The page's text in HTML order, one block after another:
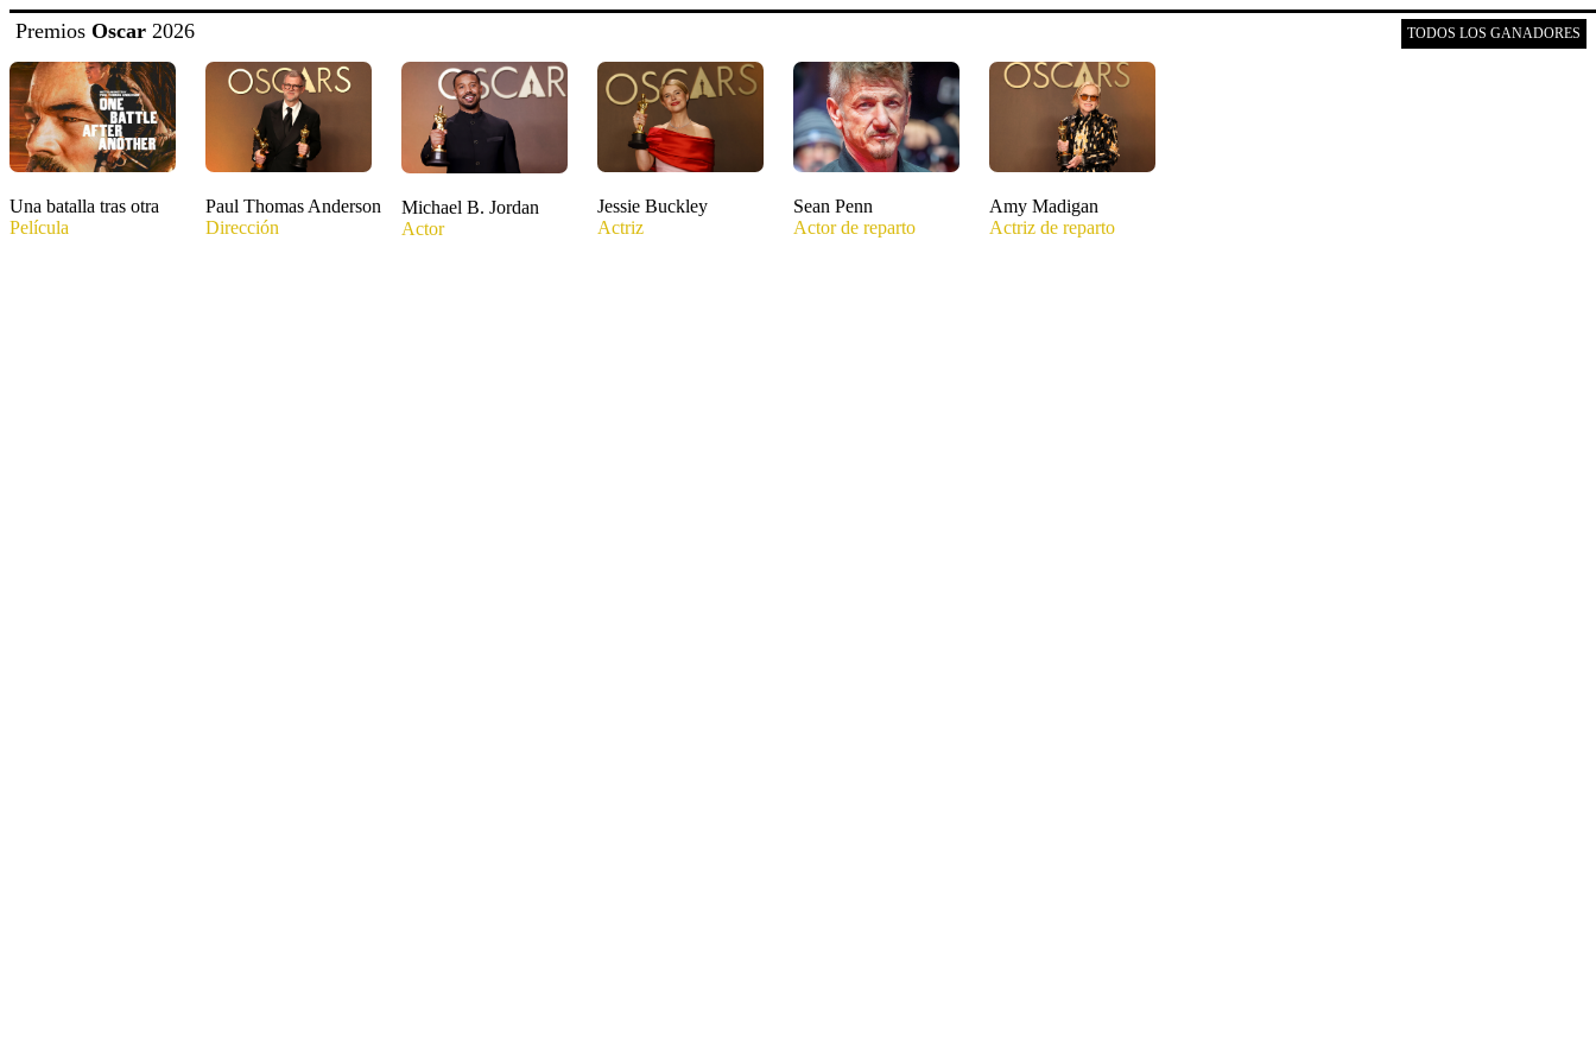
Premios Oscar 2026 TODOS LOS GANADORES
Una batalla tras otra
Película
Paul Thomas Anderson
Dirección
Michael B. Jordan
Actor
Jessie Buckley
Actriz
Sean Penn
Actor de reparto
Amy Madigan
Actriz de reparto